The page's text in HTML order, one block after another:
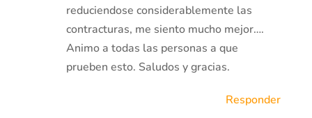
reduciendose considerablemente las
contracturas, me siento mucho mejor….
Animo a todas las personas a que
prueben esto. Saludos y gracias.
Responder